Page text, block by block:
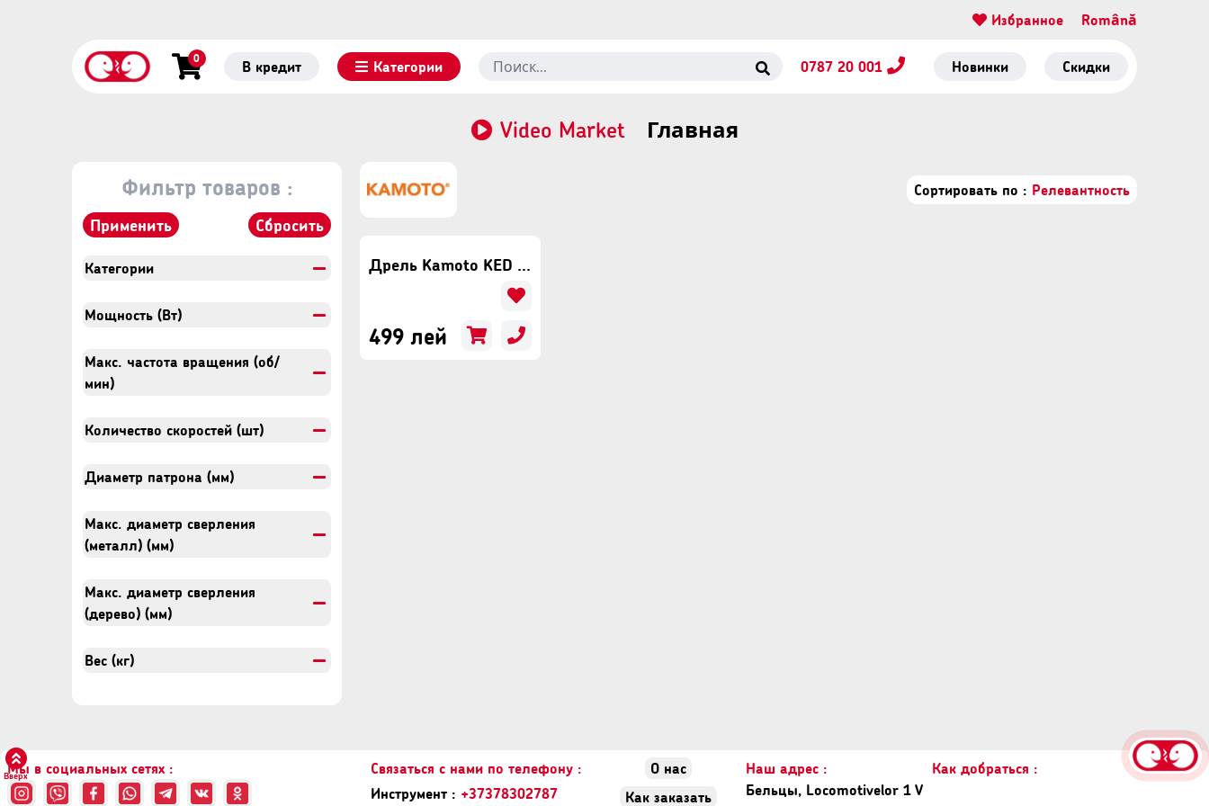
Избранное Română
0 В кредит Категории 0787 20 001 Новинки Скидки
Video Market Главная
Фильтр товаров :
Применить Сбросить
Категории
Мощность (Вт)
Макс. частота вращения (об/
мин)
Количество скоростей (шт)
Диаметр патрона (мм)
Макс. диаметр сверления
(металл) (мм)
Макс. диаметр сверления
(дерево) (мм)
Вес (кг)
Сортировать по : Релевантность
Дрель Kamoto KED 4510
499 лей
Мы в социальных сетях :
Связаться с нами по телефону :
Инструмент : +37378302787
О нас
Как заказать
Наш адрес :
Бельцы, Locomotivelor 1 V
Как добраться :
Вверх